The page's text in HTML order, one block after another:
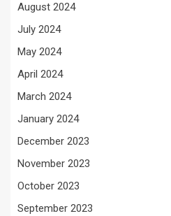
August 2024
July 2024
May 2024
April 2024
March 2024
January 2024
December 2023
November 2023
October 2023
September 2023